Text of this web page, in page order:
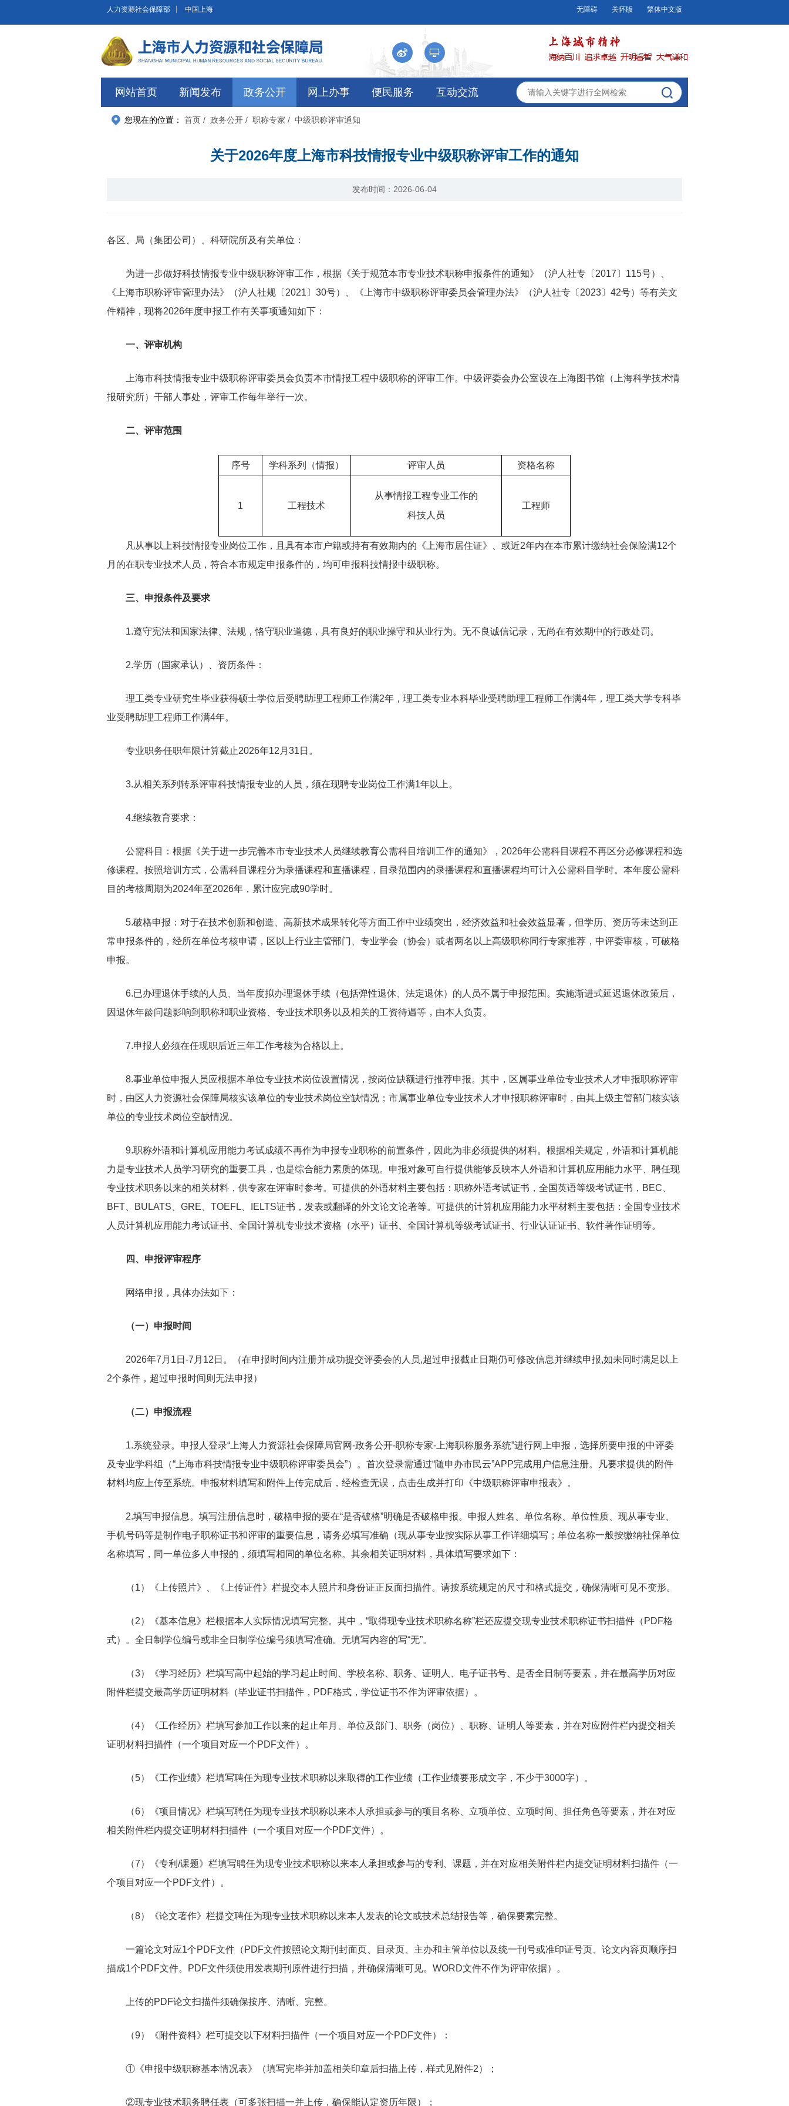
跳转到网站导航区 跳转到主要内容区域
人力资源社会保障部 中国上海 无障碍 关怀版 繁体中文版
网站首页 新闻发布 政务公开 网上办事 便民服务 互动交流
您现在的位置： 首页 / 政务公开 / 职称专家 / 中级职称评审通知
关于2026年度上海市科技情报专业中级职称评审工作的通知
发布时间：2026-06-04
各区、局（集团公司）、科研院所及有关单位：
为进一步做好科技情报专业中级职称评审工作，根据《关于规范本市专业技术职称申报条件的通知》（沪人社专〔2017〕115号）、
《上海市职称评审管理办法》（沪人社规〔2021〕30号）、《上海市中级职称评审委员会管理办法》（沪人社专〔2023〕42号）等有关文
件精神，现将2026年度申报工作有关事项通知如下：
一、评审机构
上海市科技情报专业中级职称评审委员会负责本市情报工程中级职称的评审工作。中级评委会办公室设在上海图书馆（上海科学技术情
报研究所）干部人事处，评审工作每年举行一次。
二、评审范围
序号 学科系列（情报） 评审人员 资格名称
1 工程技术
从事情报工程专业工作的
科技人员
工程师
凡从事以上科技情报专业岗位工作，且具有本市户籍或持有有效期内的《上海市居住证》、或近2年内在本市累计缴纳社会保险满12个
月的在职专业技术人员，符合本市规定申报条件的，均可申报科技情报中级职称。
三、申报条件及要求
1.遵守宪法和国家法律、法规，恪守职业道德，具有良好的职业操守和从业行为。无不良诚信记录，无尚在有效期中的行政处罚。
2.学历（国家承认）、资历条件：
理工类专业研究生毕业获得硕士学位后受聘助理工程师工作满2年，理工类专业本科毕业受聘助理工程师工作满4年，理工类大学专科毕
业受聘助理工程师工作满4年。
专业职务任职年限计算截止2026年12月31日。
3.从相关系列转系评审科技情报专业的人员，须在现聘专业岗位工作满1年以上。
4.继续教育要求：
公需科目：根据《关于进一步完善本市专业技术人员继续教育公需科目培训工作的通知》，2026年公需科目课程不再区分必修课程和选
修课程。按照培训方式，公需科目课程分为录播课程和直播课程，目录范围内的录播课程和直播课程均可计入公需科目学时。本年度公需科
目的考核周期为2024年至2026年，累计应完成90学时。
5.破格申报：对于在技术创新和创造、高新技术成果转化等方面工作中业绩突出，经济效益和社会效益显著，但学历、资历等未达到正
常申报条件的，经所在单位考核申请，区以上行业主管部门、专业学会（协会）或者两名以上高级职称同行专家推荐，中评委审核，可破格
申报。
6.已办理退休手续的人员、当年度拟办理退休手续（包括弹性退休、法定退休）的人员不属于申报范围。实施渐进式延迟退休政策后，
因退休年龄问题影响到职称和职业资格、专业技术职务以及相关的工资待遇等，由本人负责。
7.申报人必须在任现职后近三年工作考核为合格以上。
8.事业单位申报人员应根据本单位专业技术岗位设置情况，按岗位缺额进行推荐申报。其中，区属事业单位专业技术人才申报职称评审
时，由区人力资源社会保障局核实该单位的专业技术岗位空缺情况；市属事业单位专业技术人才申报职称评审时，由其上级主管部门核实该
单位的专业技术岗位空缺情况。
9.职称外语和计算机应用能力考试成绩不再作为申报专业职称的前置条件，因此为非必须提供的材料。根据相关规定，外语和计算机能
力是专业技术人员学习研究的重要工具，也是综合能力素质的体现。申报对象可自行提供能够反映本人外语和计算机应用能力水平、聘任现
专业技术职务以来的相关材料，供专家在评审时参考。可提供的外语材料主要包括：职称外语考试证书，全国英语等级考试证书，BEC、
BFT、BULATS、GRE、TOEFL、IELTS证书，发表或翻译的外文论文论著等。可提供的计算机应用能力水平材料主要包括：全国专业技术
人员计算机应用能力考试证书、全国计算机专业技术资格（水平）证书、全国计算机等级考试证书、行业认证证书、软件著作证明等。
四、申报评审程序
网络申报，具体办法如下：
（一）申报时间
2026年7月1日-7月12日。（在申报时间内注册并成功提交评委会的人员,超过申报截止日期仍可修改信息并继续申报,如未同时满足以上
2个条件，超过申报时间则无法申报）
（二）申报流程
1.系统登录。申报人登录“上海人力资源社会保障局官网-政务公开-职称专家-上海职称服务系统”进行网上申报，选择所要申报的中评委
及专业学科组（“上海市科技情报专业中级职称评审委员会”）。首次登录需通过“随申办市民云”APP完成用户信息注册。凡要求提供的附件
材料均应上传至系统。申报材料填写和附件上传完成后，经检查无误，点击生成并打印《中级职称评审申报表》。
2.填写申报信息。填写注册信息时，破格申报的要在“是否破格”明确是否破格申报。申报人姓名、单位名称、单位性质、现从事专业、
手机号码等是制作电子职称证书和评审的重要信息，请务必填写准确（现从事专业按实际从事工作详细填写；单位名称一般按缴纳社保单位
名称填写，同一单位多人申报的，须填写相同的单位名称。其余相关证明材料，具体填写要求如下：
（1）《上传照片》、《上传证件》栏提交本人照片和身份证正反面扫描件。请按系统规定的尺寸和格式提交，确保清晰可见不变形。
（2）《基本信息》栏根据本人实际情况填写完整。其中，“取得现专业技术职称名称”栏还应提交现专业技术职称证书扫描件（PDF格
式）。全日制学位编号或非全日制学位编号须填写准确。无填写内容的写“无”。
（3）《学习经历》栏填写高中起始的学习起止时间、学校名称、职务、证明人、电子证书号、是否全日制等要素，并在最高学历对应
附件栏提交最高学历证明材料（毕业证书扫描件，PDF格式，学位证书不作为评审依据）。
（4）《工作经历》栏填写参加工作以来的起止年月、单位及部门、职务（岗位）、职称、证明人等要素，并在对应附件栏内提交相关
证明材料扫描件（一个项目对应一个PDF文件）。
（5）《工作业绩》栏填写聘任为现专业技术职称以来取得的工作业绩（工作业绩要形成文字，不少于3000字）。
（6）《项目情况》栏填写聘任为现专业技术职称以来本人承担或参与的项目名称、立项单位、立项时间、担任角色等要素，并在对应
相关附件栏内提交证明材料扫描件（一个项目对应一个PDF文件）。
（7）《专利/课题》栏填写聘任为现专业技术职称以来本人承担或参与的专利、课题，并在对应相关附件栏内提交证明材料扫描件（一
个项目对应一个PDF文件）。
（8）《论文著作》栏提交聘任为现专业技术职称以来本人发表的论文或技术总结报告等，确保要素完整。
一篇论文对应1个PDF文件（PDF文件按照论文期刊封面页、目录页、主办和主管单位以及统一刊号或准印证号页、论文内容页顺序扫
描成1个PDF文件。PDF文件须使用发表期刊原件进行扫描，并确保清晰可见。WORD文件不作为评审依据）。
上传的PDF论文扫描件须确保按序、清晰、完整。
（9）《附件资料》栏可提交以下材料扫描件（一个项目对应一个PDF文件）：
①《申报中级职称基本情况表》（填写完毕并加盖相关印章后扫描上传，样式见附件2）；
②现专业技术职务聘任表（可多张扫描一并上传，确保能认定资历年限）；